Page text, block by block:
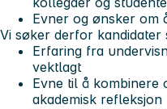
Evner og ønsker om
Vi søker derfor kandidater
Erfaring fra
vektlagt
Evne til å kombinere
akademisk refleksjon